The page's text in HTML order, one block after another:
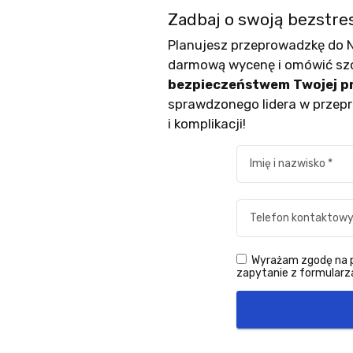
Zadbaj o swoją
Planujesz przeprowadzkę do
darmową wycenę i omówić
bezpieczeństwem Twojej
sprawdzonego lidera w
i komplikacji!
Wyrażam zgodę na
zapytanie z